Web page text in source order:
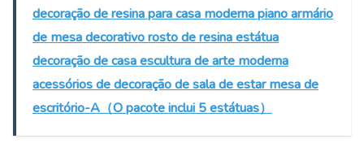
decoração de resina para casa moderna piano armário
de mesa decorativo rosto de resina estátua
decoração de casa escultura de arte moderna
acessórios de decoração de sala de estar mesa de
escritório-A（O pacote inclui 5 estátuas）